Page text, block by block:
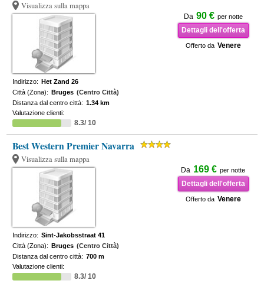
Visualizza sulla mappa
Da 90 € per notte
Dettagli dell'offerta
Offerto da Venere
Indirizzo: Het Zand 26
Città (Zona): Bruges (Centro Città)
Distanza dal centro città: 1.34 km
Valutazione clienti:
8.3/ 10
Best Western Premier Navarra
Visualizza sulla mappa
Da 169 € per notte
Dettagli dell'offerta
Offerto da Venere
Indirizzo: Sint-Jakobsstraat 41
Città (Zona): Bruges (Centro Città)
Distanza dal centro città: 700 m
Valutazione clienti:
8.3/ 10